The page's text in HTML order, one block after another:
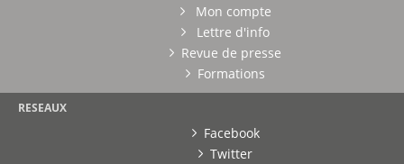
Mon compte
Lettre d'info
Revue de presse
Formations
RESEAUX
Facebook
Twitter